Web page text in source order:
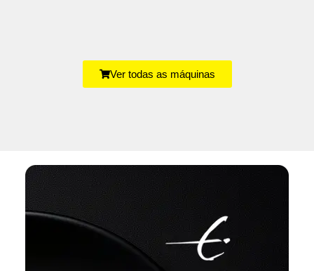
Ver todas as máquinas